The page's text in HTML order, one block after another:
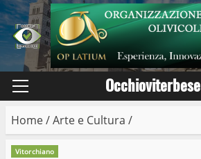
Skip
to
content
Primary
Occhioviterbese
Home/Arte e Cultura /
Vitorchiano